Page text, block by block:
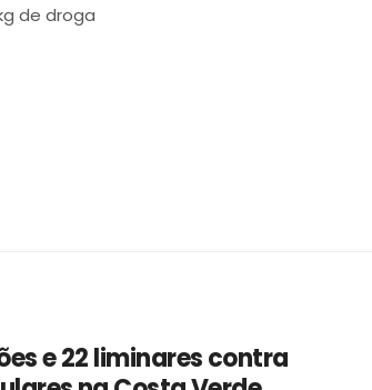
de droga
e 22 liminares contra